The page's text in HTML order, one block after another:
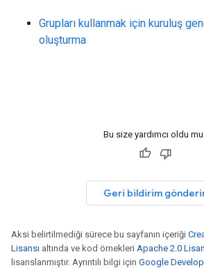
Grupları kullanmak için kuruluş
oluşturma
Bu size yardımcı oldu
Geri bildirim
Aksi belirtilmediği sürece bu sayfanın içeriği
Lisansı altında ve kod örnekleri Apache 2.0
lisanslanmıştır. Ayrıntılı bilgi için Google